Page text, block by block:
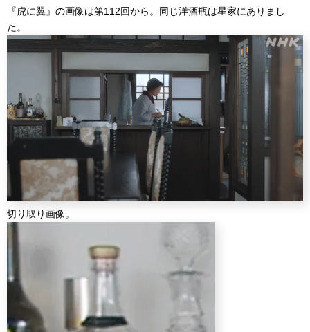
『虎に翼』の画像は第112回から。同じ洋酒瓶は星家にありまし
た。
切り取り画像。